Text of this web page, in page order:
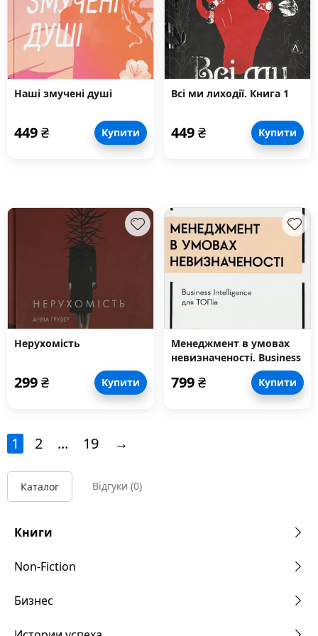
Наші змучені душі
449₴ Купити
Всі ми лиходії. Книга 1
449₴ Купити
Нерухомість
299₴ Купити
Менеджмент в умовах
невизначеності. Business
Intelligence для ТОПів
799₴ Купити
1 2 ... 19 →
Каталог Відгуки (0)
Книги
Non-Fiction
Бизнес